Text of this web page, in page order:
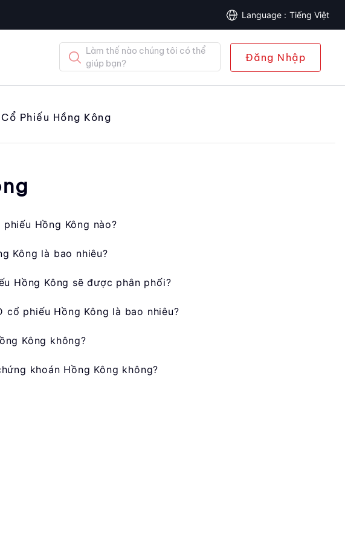
Tiếng Việt
Làm thế nào chúng tôi có thể
giúp bạn?
Đăng Nhập
Phiếu Hồng Kông
Hồng Kông nào?
Kông là bao nhiêu?
Hồng Kông sẽ được phân phối?
phiếu Hồng Kông là bao nhiêu?
Kông không?
khoán Hồng Kông không?